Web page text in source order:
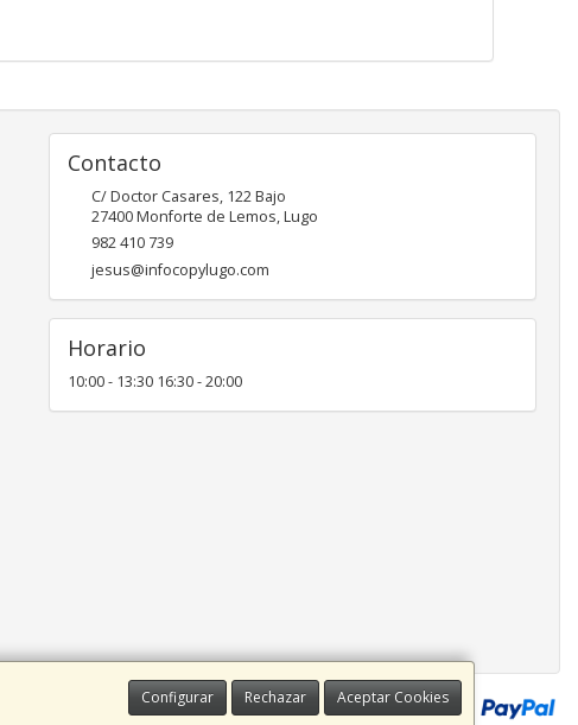
Configurar Rechazar Aceptar Cookies
Contacto
C/ Doctor Casares, 122 Bajo
27400Monforte de Lemos,Lugo
982 410 739
jesus@infocopylugo.com
Horario
10:00 - 13:30 16:30 - 20:00